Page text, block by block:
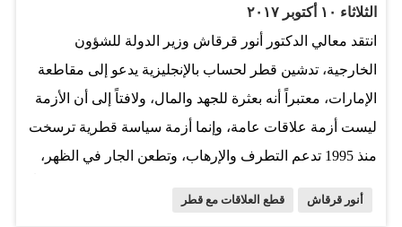
دعم التطرف والإرهاب للخروج من أزمتها». وقال: «سيستمر
إنفاق المال القطري لكل مرتزق حتى تتعب حناجرهم،
وسيبقى تغيير التوجه الداعم للتطرف والإرهاب وتقويض أمن
الجار أساس الخروج من الأزمة». وكان قرقاش أكد في
تغريدة سابقة أن الدبلوماسية والتواصل فشلا في تصحيح
الخطاب والسلوك الإيراني الخارجي. وقال في تغريدة:…
الثلاثاء ١٠ أكتوبر ٢٠١٧
انتقد معالي الدكتور أنور قرقاش وزير الدولة للشؤون
الخارجية، تدشين قطر لحساب بالإنجليزية يدعو إلى مقاطعة
الإمارات، معتبراً أنه بعثرة للجهد والمال، ولافتاً إلى أن الأزمة
ليست أزمة علاقات عامة، وإنما أزمة سياسة قطرية ترسخت
منذ 1995 تدعم التطرف والإرهاب، وتطعن الجار في الظهر،
أنور قرقاش قطع العلاقات مع قطر